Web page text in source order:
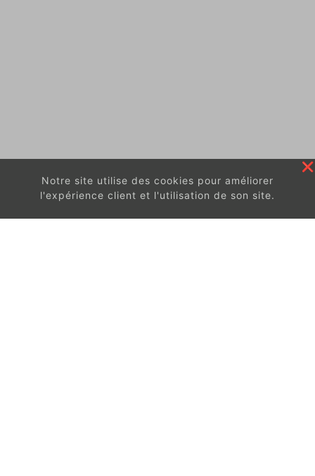
Notre site utilise des cookies pour améliorer
l'expérience client et l'utilisation de son site.